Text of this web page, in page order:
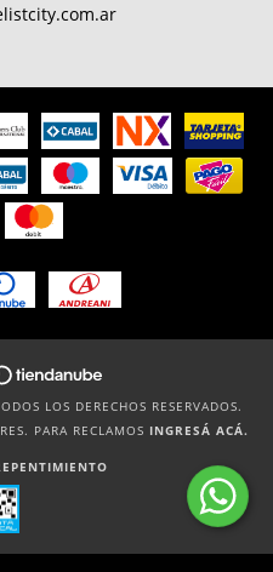
LOS DERECHOS RESERVADOS.
PARA RECLAMOS INGRESÁ ACÁ.